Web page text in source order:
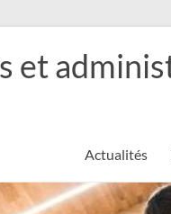
et
Actualités